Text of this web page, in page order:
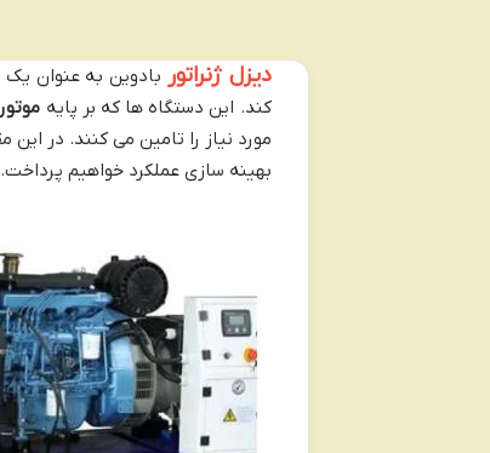
دیزل ژنراتور بادوین به عنوان یک
کند. این دستگاه ها که بر پایه
مورد نیاز را تامین می کنند. در
بهینه سازی عملکرد خواهیم پرداخت.